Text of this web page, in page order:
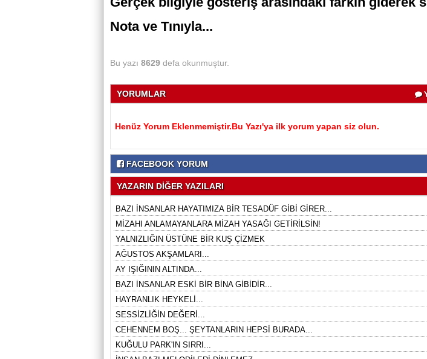
Nota ve Tınıyla...
Bu yazı 8629 defa okunmuştur.
YORUMLAR
Henüz Yorum Eklenmemiştir.Bu Yazı'ya ilk yorum yapan siz olun.
FACEBOOK YORUM
YAZARIN DİĞER YAZILARI
BAZI İNSANLAR HAYATIMIZA BİR TESADÜF GİBİ GİRER...
MİZAHI ANLAMAYANLARA MİZAH YASAĞI GETİRİLSİN!
YALNIZLIĞIN ÜSTÜNE BİR KUŞ ÇİZMEK
AĞUSTOS AKŞAMLARI...
AY IŞIĞININ ALTINDA...
BAZI İNSANLAR ESKİ BİR BİNA GİBİDİR...
HAYRANLIK HEYKELİ...
SESSİZLİĞİN DEĞERİ...
CEHENNEM BOŞ... ŞEYTANLARIN HEPSİ BURADA...
KUĞULU PARK'IN SIRRI...